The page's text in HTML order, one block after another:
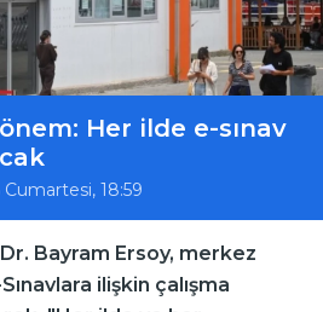
Her ilde e-sınav
Cumartesi, 18:59
Bayram Ersoy, merkez
ilişkin çalışma